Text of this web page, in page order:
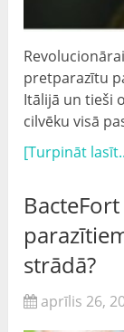
pretparazītu
Itālijā un tieši
cilvēku visā
[Turpināt
strādā?
aprīlis 26,